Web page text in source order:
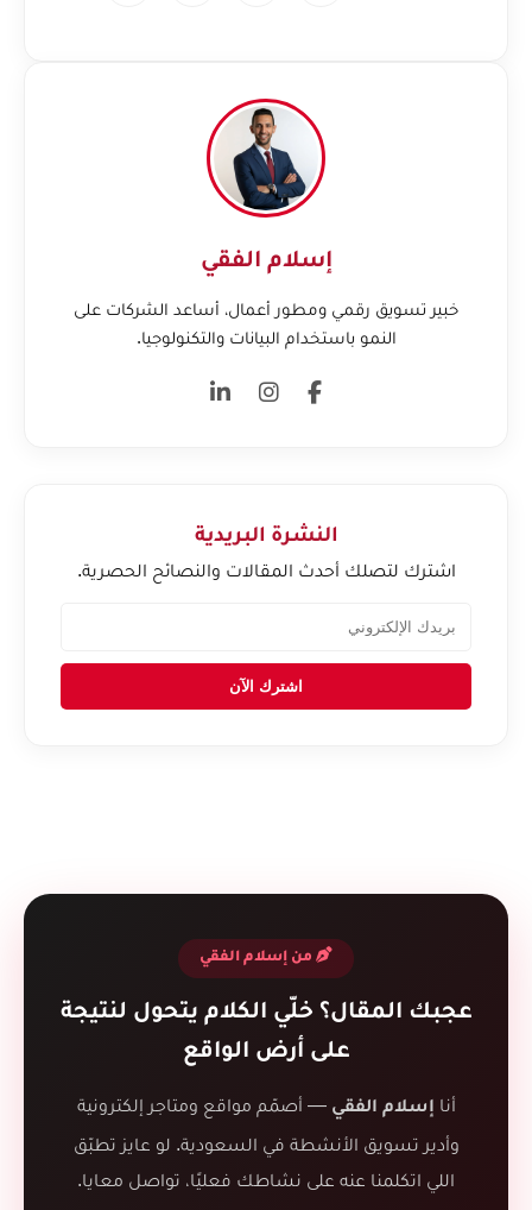
إسلام الفقي
خبير تسويق رقمي ومطور أعمال، أساعد الشركات على
النمو باستخدام البيانات والتكنولوجيا.
النشرة البريدية
اشترك لتصلك أحدث المقالات والنصائح الحصرية.
اشترك الآن
من إسلام الفقي
عجبك المقال؟ خلّي الكلام يتحول لنتيجة
على أرض الواقع
أنا إسلام الفقي — أصمّم مواقع ومتاجر إلكترونية
وأدير تسويق الأنشطة في السعودية. لو عايز تطبّق
اللي اتكلمنا عنه على نشاطك فعليًا، تواصل معايا.